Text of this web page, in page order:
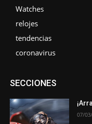
Watches
relojes
tendencias
coronavirus
SECCIONESAsociaciones
Novedades
07/